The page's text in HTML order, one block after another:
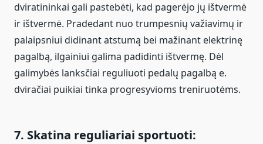
dviratininkai gali pastebėti, kad pagerėjo jų ištvermė
ir ištvermė. Pradedant nuo trumpesnių važiavimų ir
palaipsniui didinant atstumą bei mažinant elektrinę
pagalbą, ilgainiui galima padidinti ištvermę. Dėl
galimybės lanksčiai reguliuoti pedalų pagalbą e.
dviračiai puikiai tinka progresyvioms treniruotėms.
7. Skatina reguliariai sportuoti: